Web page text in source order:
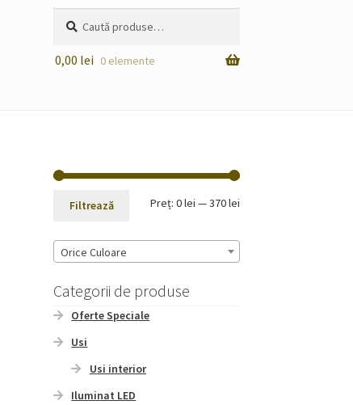
după:
0,00 lei 0 elemente
Preț
Preț
Filtrează Preț: 0 lei —370 lei
Orice Culoare
Categorii de produse
Oferte Speciale
Usi
Usi interior
Iluminat LED